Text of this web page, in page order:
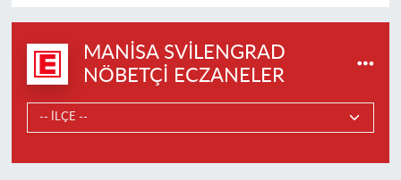
MANISA SVILENGRAD
NÖBETÇI ECZANELER